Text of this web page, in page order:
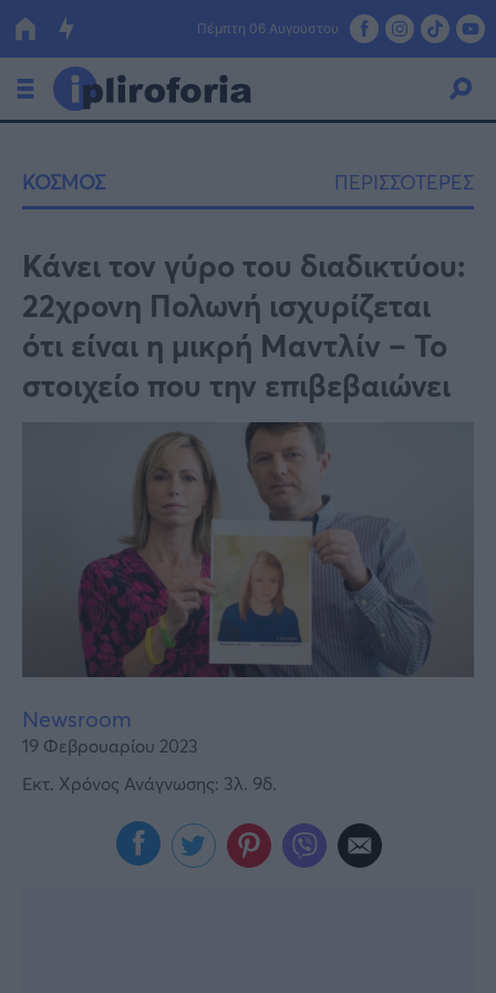
Πέμπτη 06 Αυγούστου
Οικονομία
Πολιτική
Τράπεζες
Επιδοτήσεις
ΕΣΠΑ
Κόσμος
Lifestyle
Αθλητικά
Γυναίκα
Καιρός
ΚΟΣΜΟΣ ΠΕΡΙΣΣΟΤΕΡΕΣ
Κάνει τον γύρο του διαδικτύου:
22χρονη Πολωνή ισχυρίζεται
ότι είναι η μικρή Μαντλίν – Το
στοιχείο που την επιβεβαιώνει
Newsroom
19 Φεβρουαρίου 2023
Εκτ. Χρόνος Ανάγνωσης: 3λ. 9δ.